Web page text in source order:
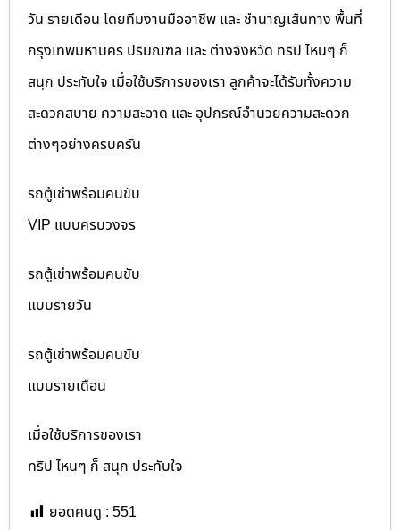
วัน รายเดือน โดยทีมงานมืออาชีพ และ ชำนาญเส้นทาง พื้นที่
กรุงเทพมหานคร ปริมณฑล และ ต่างจังหวัด ทริป ไหนๆ ก็
สนุก ประทับใจ เมื่อใช้บริการของเรา ลูกค้าจะได้รับทั้งความ
สะดวกสบาย ความสะอาด และ อุปกรณ์อำนวยความสะดวก
ต่างๆอย่างครบครัน
รถตู้เช่าพร้อมคนขับ
VIP แบบครบวงจร
รถตู้เช่าพร้อมคนขับ
แบบรายวัน
รถตู้เช่าพร้อมคนขับ
แบบรายเดือน
เมื่อใช้บริการของเรา
ทริป ไหนๆ ก็ สนุก ประทับใจ
ยอดคนดู : 551